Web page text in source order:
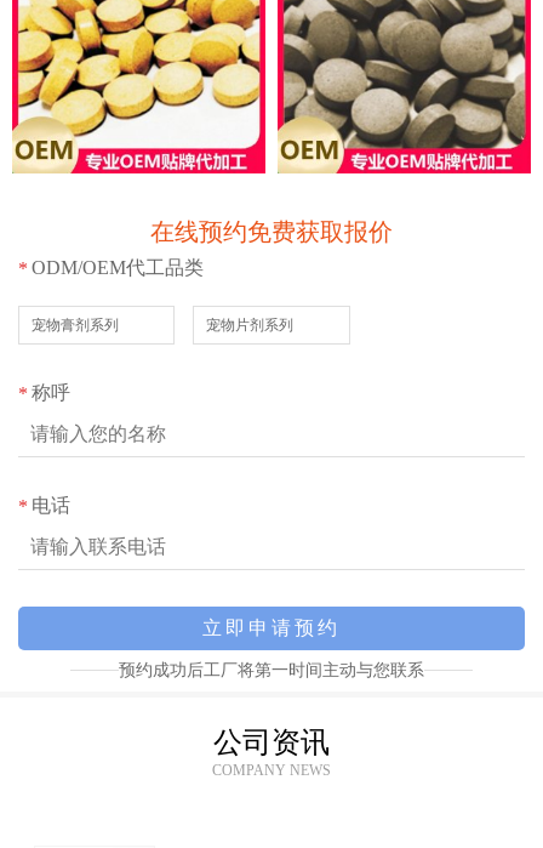
在线预约免费获取报价
* ODM/OEM代工品类
宠物膏剂系列 宠物片剂系列
* 称呼
* 电话
预约成功后工厂将第一时间主动与您联系
公司资讯
COMPANY NEWS